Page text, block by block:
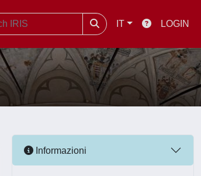
IT LOGIN
Informazioni